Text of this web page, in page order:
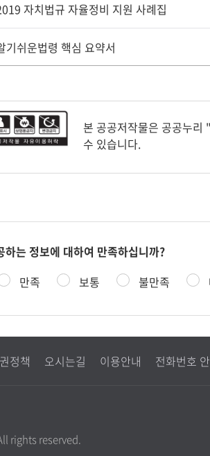
자치법규 자율정비 지원 사례집
기쉬운법령 핵심 요약서
본 공공저작물은 공공누리
수 있습니다.
하는 정보에 대하여 만족하십니까?
만족 보통 불만족
정책 오시는길 이용안내 전화번호
rights reserved.